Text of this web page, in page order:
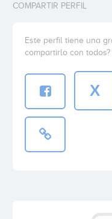
COMPARTIR PERFIL
Este perfil tiene una
compartirlo con todos?
X